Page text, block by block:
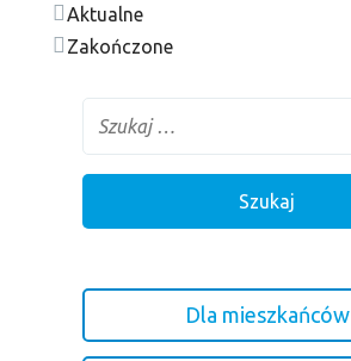
Aktualne
Zakończone
Dla mieszkańców